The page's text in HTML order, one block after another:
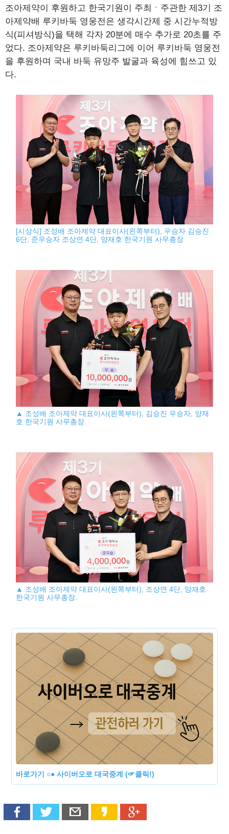
조아제약이 후원하고 한국기원이 주최ㆍ주관한 제3기 조
아제약배 루키바둑 영웅전은 생각시간제 중 시간누적방
식(피셔방식)을 택해 각자 20분에 매수 추가로 20초를 주
었다. 조아제약은 루키바둑리그에 이어 루키바둑 영웅전
을 후원하며 국내 바둑 유망주 발굴과 육성에 힘쓰고 있
다.
[시상식] 조성배 조아제약 대표이사(왼쪽부터), 우승자 김승진
6단, 준우승자 조상연 4단, 양재호 한국기원 사무총장
▲ 조성배 조아제약 대표이사(왼쪽부터), 김승진 우승자, 양재
호 한국기원 사무총장.
▲ 조성배 조아제약 대표이사(왼쪽부터), 조상연 4단, 양재호
한국기원 사무총장.
바로가기 ○● 사이버오로 대국중계 (☞클릭!)